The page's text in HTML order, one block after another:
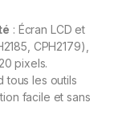
: Écran LCD et
CPH2179),
pixels.
tous les outils
facile et sans